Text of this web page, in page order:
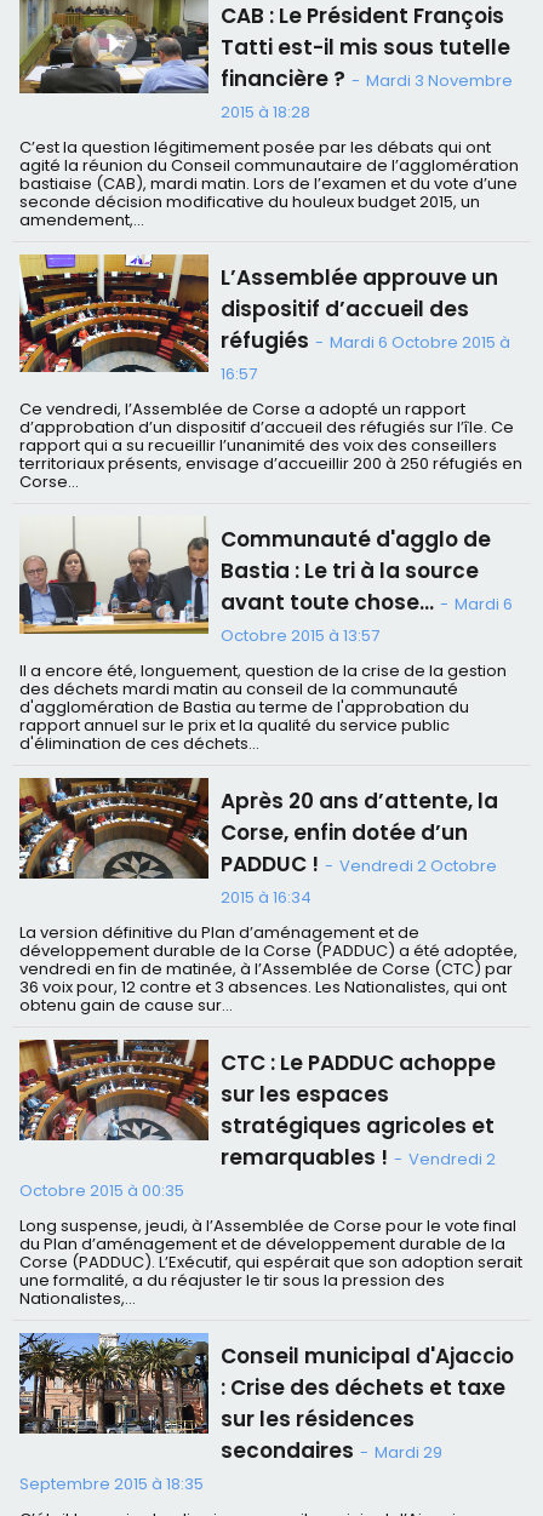
CAB : Le Président François
Tatti est-il mis sous tutelle
financière ? - Mardi 3 Novembre
2015 à 18:28
C’est la question légitimement posée par les débats qui ont
agité la réunion du Conseil communautaire de l’agglomération
bastiaise (CAB), mardi matin. Lors de l’examen et du vote d’une
seconde décision modificative du houleux budget 2015, un
amendement,...
L’Assemblée approuve un
dispositif d’accueil des
réfugiés - Mardi 6 Octobre 2015 à
16:57
Ce vendredi, l’Assemblée de Corse a adopté un rapport
d’approbation d’un dispositif d’accueil des réfugiés sur l’île. Ce
rapport qui a su recueillir l’unanimité des voix des conseillers
territoriaux présents, envisage d’accueillir 200 à 250 réfugiés en
Corse...
Communauté d'agglo de
Bastia : Le tri à la source
avant toute chose… - Mardi 6
Octobre 2015 à 13:57
Il a encore été, longuement, question de la crise de la gestion
des déchets mardi matin au conseil de la communauté
d'agglomération de Bastia au terme de l'approbation du
rapport annuel sur le prix et la qualité du service public
d'élimination de ces déchets...
Après 20 ans d’attente, la
Corse, enfin dotée d’un
PADDUC ! - Vendredi 2 Octobre
2015 à 16:34
La version définitive du Plan d’aménagement et de
développement durable de la Corse (PADDUC) a été adoptée,
vendredi en fin de matinée, à l’Assemblée de Corse (CTC) par
36 voix pour, 12 contre et 3 absences. Les Nationalistes, qui ont
obtenu gain de cause sur...
CTC : Le PADDUC achoppe
sur les espaces
stratégiques agricoles et
remarquables ! - Vendredi 2
Octobre 2015 à 00:35
Long suspense, jeudi, à l’Assemblée de Corse pour le vote final
du Plan d’aménagement et de développement durable de la
Corse (PADDUC). L’Exécutif, qui espérait que son adoption serait
une formalité, a du réajuster le tir sous la pression des
Nationalistes,...
Conseil municipal d'Ajaccio
: Crise des déchets et taxe
sur les résidences
secondaires - Mardi 29
Septembre 2015 à 18:35